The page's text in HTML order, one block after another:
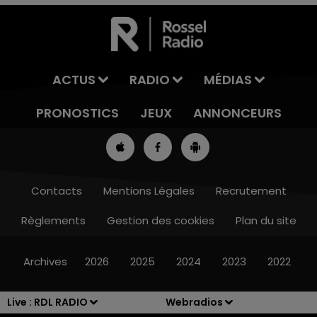
Live : RDL RADIO Webradios
7h00 - 10h00
ACTUS RADIO
MÉDIAS
PRONOSTICS
JEUX ANNONCEURS
Contacts Mentions Légales
Recrutement
Règlements
Gestion des cookies Plan du site
Archives 2026 2025 2024 2023 2022